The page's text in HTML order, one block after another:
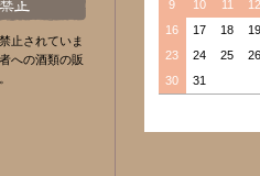
止されていま
への酒類の販
9
10 11 12
16
17 18 19
23
24 25 26
30
31